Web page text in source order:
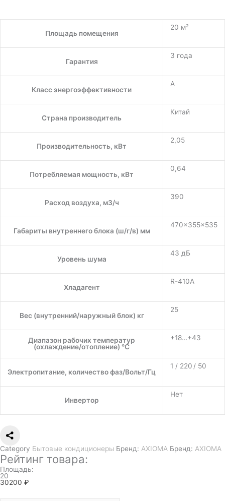
Площадь помещения
20 м²
Гарантия
3 года
Класс энергоэффективности
A
Страна производитель
Китай
Производительность, кВт
2,05
Потребляемая мощность, кВт
0,64
Расход воздуха, м3/ч
390
Габариты внутреннего блока (ш/г/в) мм
470x355x535
Уровень шума
43 дБ
Хладагент
R-410A
Вес (внутренний/наружный блок) кг
25
Диапазон рабочих температур
(охлаждение/отопление) °C
+18…+43
Электропитание, количество фаз/Вольт/Гц
1 / 220 / 50
Инвертор
Нет
Category Бытовые кондиционеры Бренд: AXIOMA Бренд: AXIOMA
Рейтинг товара:
Площадь:
20
30200 ₽